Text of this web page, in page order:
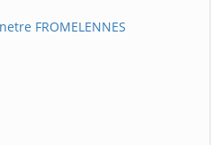
FROMELENNES